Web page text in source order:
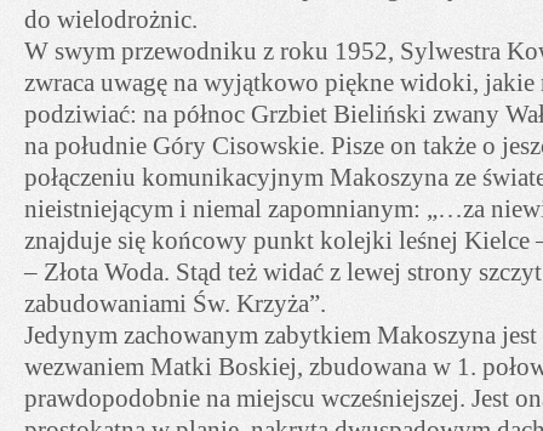
do wielodrożnic.
W swym przewodniku z roku 1952, Sylwestra
zwraca uwagę na wyjątkowo piękne widoki, jakie
podziwiać: na północ Grzbiet Bieliński zwany
na południe Góry Cisowskie. Pisze on także o
połączeniu komunikacyjnym Makoszyna ze
nieistniejącym i niemal zapomnianym: „…za
znajduje się końcowy punkt kolejki leśnej Kielce
– Złota Woda. Stąd też widać z lewej strony
zabudowaniami Św. Krzyża”.
Jedynym zachowanym zabytkiem Makoszyna
wezwaniem Matki Boskiej, zbudowana w 1.
prawdopodobnie na miejscu wcześniejszej. Jest